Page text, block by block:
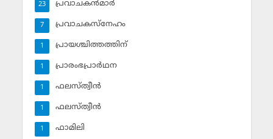
പ്രവാചകന്‍മാര്‍
23
പ്രവാചകസ്‌നേഹം
7
പ്രായശ്ചിത്തത്തിന്
1
പ്രാരംഭപ്രാര്‍ഥന
1
ഫലസ്ത്വീൻ
1
ഫലസ്ത്വീൻ
1
ഫാമിലി
1